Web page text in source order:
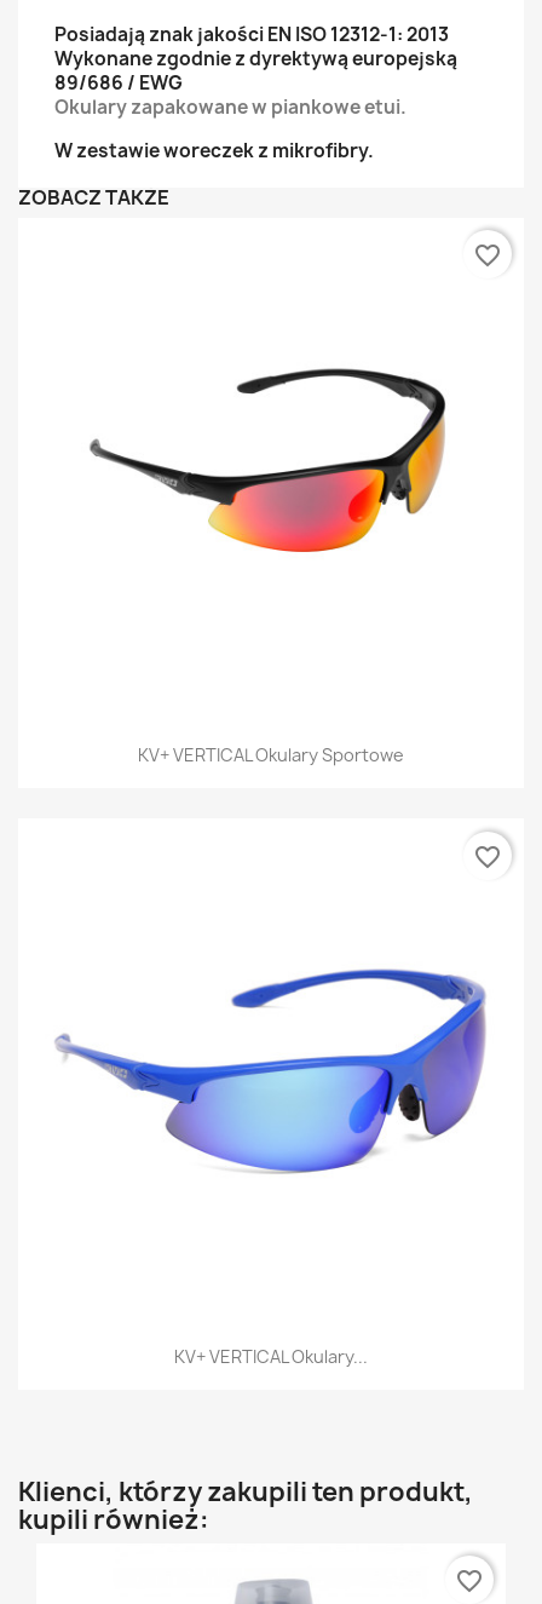
Posiadają znak jakości EN ISO 12312-1: 2013
Wykonane zgodnie z dyrektywą europejską
89/686 / EWG
Okulary zapakowane w piankowe etui.
W zestawie woreczek z mikrofibry.
ZOBACZ TAKŻE
KV+ VERTICAL Okulary Sportowe
favorite_border
KV+ VERTICAL Okulary...
favorite_border
Klienci, którzy zakupili ten produkt,
kupili również:
favorite_border